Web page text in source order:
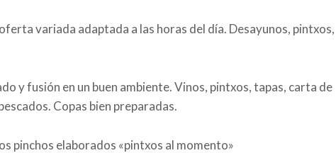
variada adaptada a las horas del día. Desayunos, pintxos,
y fusión en un buen ambiente. Vinos, pintxos, tapas, carta de
Copas bien preparadas.
pinchos elaborados «pintxos al momento»